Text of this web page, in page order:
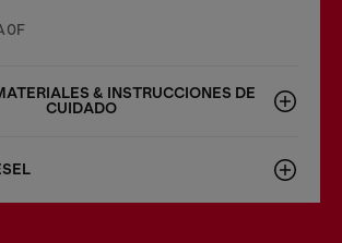
& INSTRUCCIONES DE
CUIDADO